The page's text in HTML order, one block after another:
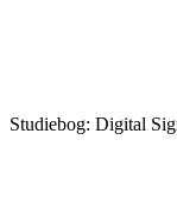
Studiebog: Digital